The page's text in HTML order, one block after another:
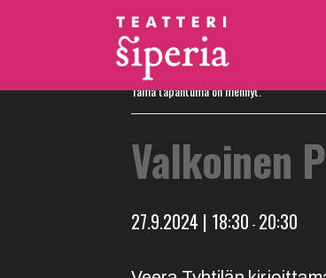
« Kaikki Tapahtumat
Tämä tapahtuma on mennyt.
Valkoinen
27.9.2024 | 18:30 - 20:30